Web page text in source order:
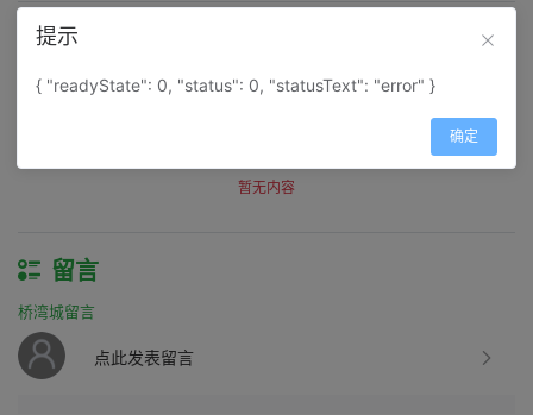
评价
桥湾城评价
暂无内容
留言
桥湾城留言
点此发表留言
提示
{ "readyState": 0, "status": 0, "statusText": "error" }
确定